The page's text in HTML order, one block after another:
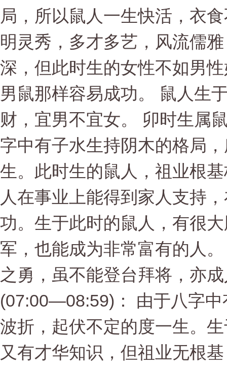
局，所以鼠人一生快活，衣
明灵秀，多才多艺，风流儒
深，但此时生的女性不如男
男鼠那样容易成功。 鼠人生
财，宜男不宜女。 卯时生属
字中有子水生持阴木的格局
生。此时生的鼠人，祖业根
人在事业上能得到家人支持
功。生于此时的鼠人，有很
军，也能成为非常富有的人
之勇，虽不能登台拜将，亦
(07:00—08:59)： 由于八字
波折，起伏不定的度一生。
又有才华知识，但祖业无根